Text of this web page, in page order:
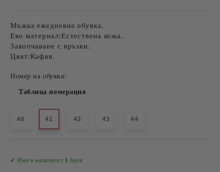
Мъжка ежедневна обувка.
Еко материал:Естествена кожа.
Закопчаване с връзки.
Цвят:Кафяв.
Номер на обувки:
Таблица номерация
40 41 42 43 44
✔ Има в наличност 1 броя